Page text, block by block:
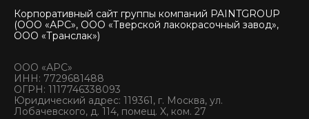
Корпоративный сайт группы компаний PAINTGROUP
(ООО «АРС», ООО «Тверской лакокрасочный завод»,
ООО «Транслак»)
ООО «АРС»
ИНН: 7729681488
ОГРН: 1117746338093
Юридический адрес: 119361, г. Москва, ул.
Лобачевского, д. 114, помещ. X, ком. 27